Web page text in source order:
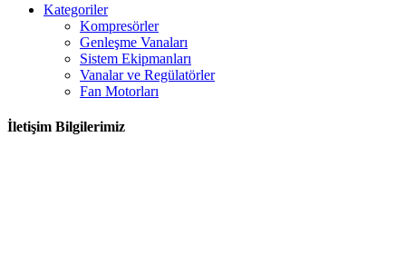
Kategoriler
Kompresörler
Genleşme Vanaları
Sistem Ekipmanları
Vanalar ve Regülatörler
Fan Motorları
İletişim Bilgilerimiz